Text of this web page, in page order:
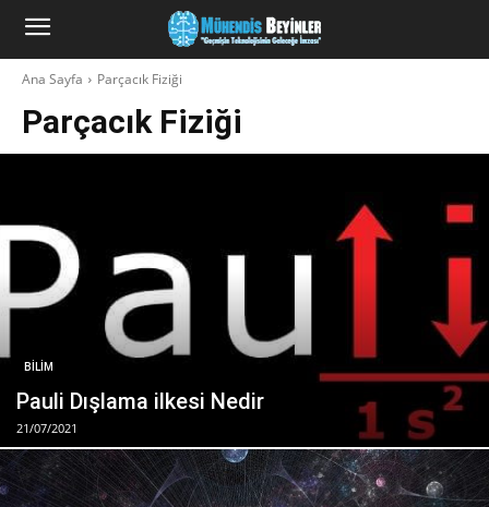
Ana Sayfa Parçacık Fiziği
Parçacık Fiziği
BILIM
Pauli Dışlama ilkesi Nedir
21/07/2021